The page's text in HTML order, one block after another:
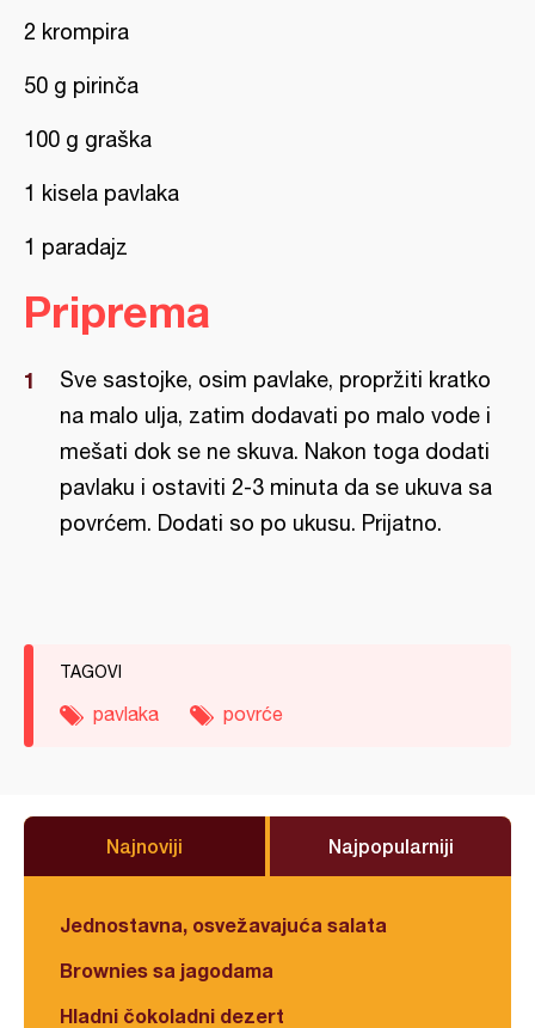
2 krompira
50 g pirinča
100 g graška
1 kisela pavlaka
1 paradajz
Priprema
Sve sastojke, osim pavlake, propržiti kratko
na malo ulja, zatim dodavati po malo vode i
mešati dok se ne skuva. Nakon toga dodati
pavlaku i ostaviti 2-3 minuta da se ukuva sa
povrćem. Dodati so po ukusu. Prijatno.
TAGOVI
pavlaka povrće
Najnoviji Najpopularniji
Jednostavna, osvežavajuća salata
Brownies sa jagodama
Hladni čokoladni dezert